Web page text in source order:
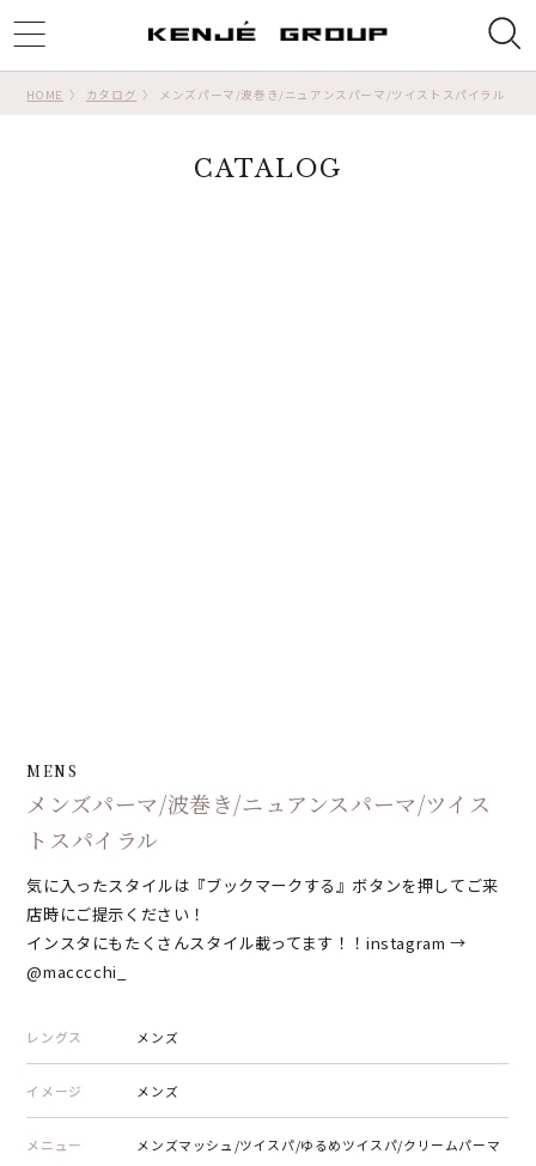
HOME カタログ メンズパーマ/波巻き/ニュアンスパーマ/ツイストスパイラル
CATALOG
MENS
メンズパーマ/波巻き/ニュアンスパーマ/ツイス
トスパイラル
気に入ったスタイルは『ブックマークする』ボタンを押してご来
店時にご提示ください！
インスタにもたくさんスタイル載ってます！！instagram →
@macccchi_
レングス メンズ
イメージ メンズ
メニュー メンズマッシュ/ツイスパ/ゆるめツイスパ/クリームパーマ